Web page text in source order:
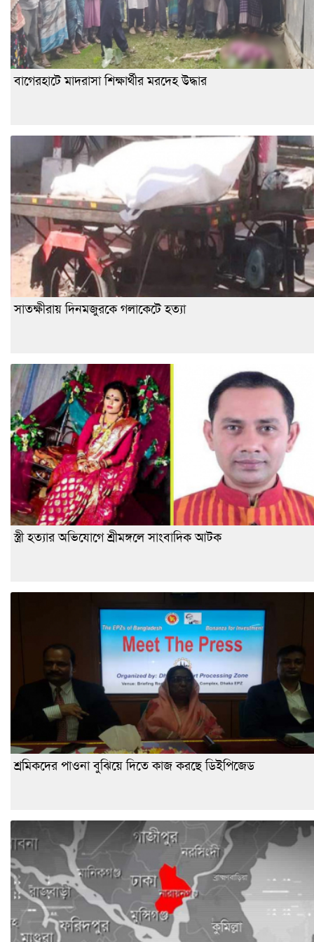
বাগেরহাটে মাদরাসা শিক্ষার্থীর মরদেহ উদ্ধার
সাতক্ষীরায় দিনমজুরকে গলাকেটে হত্যা
স্ত্রী হত্যার অভিযোগে শ্রীমঙ্গলে সাংবাদিক আটক
শ্রমিকদের পাওনা বুঝিয়ে দিতে কাজ করছে ডিইপিজেড